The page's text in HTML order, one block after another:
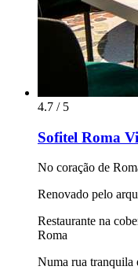
4.7 / 5
Sofitel Roma
No coração de
Renovado pelo
Restaurante na
Roma
Numa rua tranquila